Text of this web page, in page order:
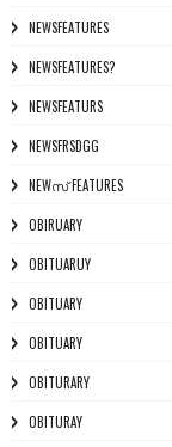
NEWSFEATURES
NEWSFEATURES?
NEWSFEATURS
NEWSFRSDGG
NEWസ് FEATURES
OBIRUARY
OBITUARUY
OBITUARY
OBITUARY
OBITURARY
OBITURAY